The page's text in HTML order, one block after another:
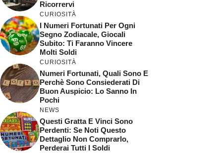
Ricorrervi
CURIOSITÀ
I Numeri Fortunati Per Ogni
Segno Zodiacale, Giocali
Subito: Ti Faranno Vincere
Molti Soldi
CURIOSITÀ
Numeri Fortunati, Quali Sono E
Perchè Sono Consiederati Di
Buon Auspicio: Lo Sanno In
Pochi
NEWS
Questi Gratta E Vinci Sono
Perdenti: Se Noti Questo
Dettaglio Non Comprarlo,
Perderai Tutti I Soldi